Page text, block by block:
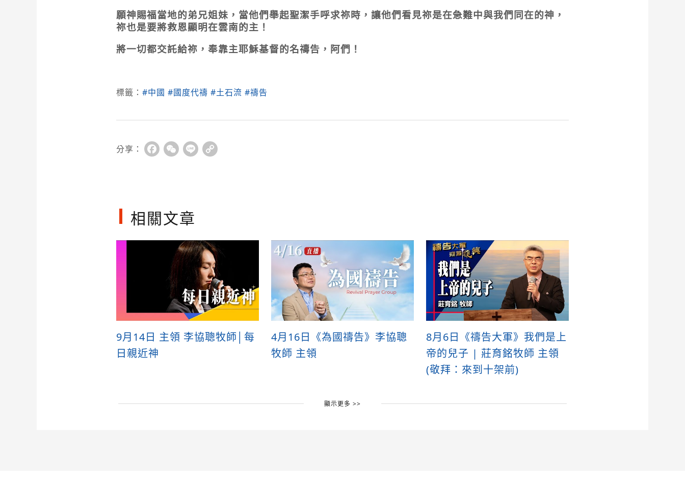
願神賜福當地的弟兄姐妹，當他們舉起聖潔手呼求祢時，讓他們看見祢是在急難中與我們同在的神，
祢也是要將救恩顯明在雲南的主！
將一切都交託給祢，奉靠主耶穌基督的名禱告，阿們！
標籤： #中國 #國度代禱 #土石流 #禱告
分享： FacebookWeChat
Line
相關文章
9月14日 主領 李協聰牧師│每
日親近神
4月16日《為國禱告》李協聰
牧師 主領
8月6日《禱告大軍》我們是上
帝的兒子 | 莊育銘牧師 主領
(敬拜：來到十架前)
顯示更多 >>